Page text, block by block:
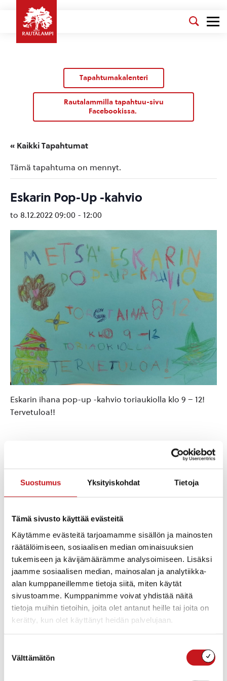
Suostumus Yksityiskohdat Tietoja
Tämä sivusto käyttää evästeitä
Käytämme evästeitä tarjoamamme sisällön ja mainosten
räätälöimiseen, sosiaalisen median ominaisuuksien
tukemiseen ja kävijämäärämme analysoimiseen. Lisäksi
jaamme sosiaalisen median, mainosalan ja analytiikka-
alan kumppaneillemme tietoja siitä, miten käytät
sivustoamme. Kumppanimme voivat yhdistää näitä
tietoja muihin tietoihin, joita olet antanut heille tai joita on
kerätty, kun olet käyttänyt heidän palvelujaan.
valinta
Välttämätön
Tapahtumakalenteri
Rautalammilla tapahtuu-sivu
Facebookissa.
« Kaikki Tapahtumat
Tämä tapahtuma on mennyt.
Eskarin Pop-Up -kahvio
to 8.12.2022 09:00 - 12:00
Eskarin ihana pop-up -kahvio toriaukiolla klo 9 – 12!
Tervetuloa!!
Päivämäärä:
Aika:
09:00 - 12:00
Tapahtumaluokat:
Lasten, nuorten ja
perheiden tapahtumat,
Markkinat ja myyjäiset